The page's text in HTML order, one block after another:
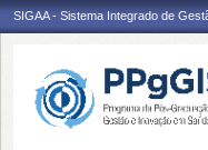
SIGAA - Sistema Integrado de